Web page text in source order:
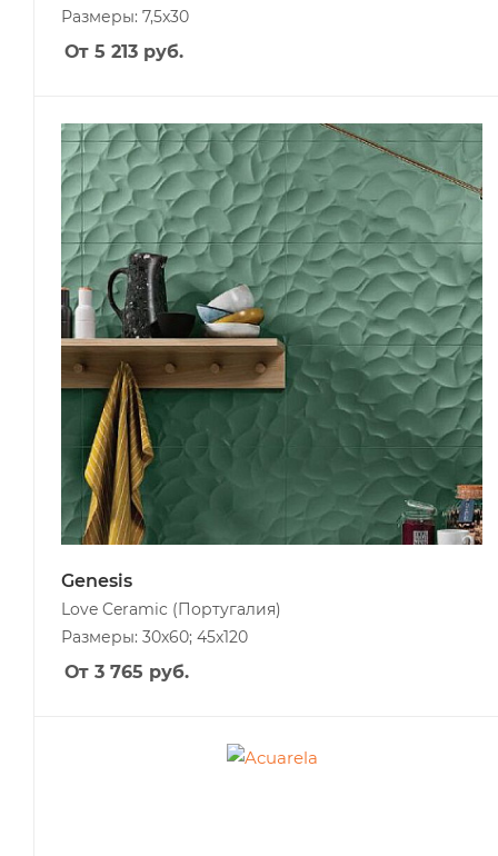
Размеры: 7,5x30
От 5 213 руб.
Genesis
Love Ceramic (Португалия)
Размеры: 30x60; 45x120
От 3 765 руб.